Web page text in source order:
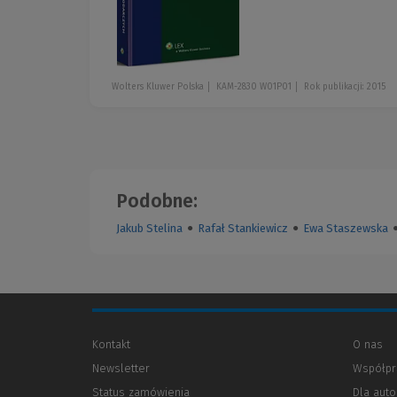
Wolters Kluwer Polska KAM-2830 W01P01 Rok publikacji: 2015
Podobne:
Jakub Stelina ● Rafał Stankiewicz ● Ewa Staszewska ●
Kontakt
Newsletter
Status zamówienia
O nas
Dla